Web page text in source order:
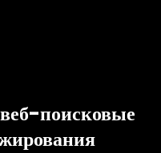
поисковые